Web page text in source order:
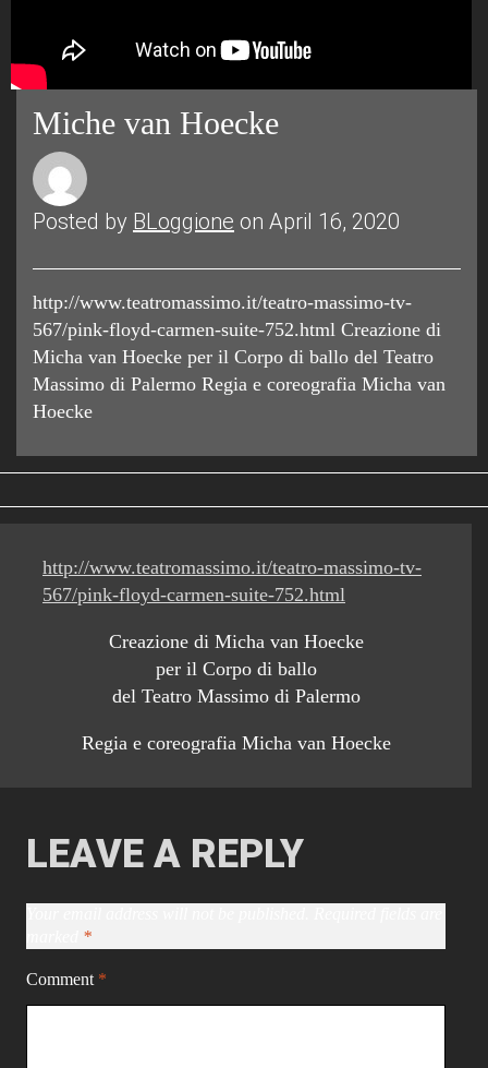
Miche van Hoecke
Posted by BLoggione on April 16, 2020
http://www.teatromassimo.it/teatro-massimo-tv-
567/pink-floyd-carmen-suite-752.html Creazione di
Micha van Hoecke per il Corpo di ballo del Teatro
Massimo di Palermo Regia e coreografia Micha van
Hoecke
http://www.teatromassimo.it/teatro-massimo-tv-
567/pink-floyd-carmen-suite-752.html
Creazione di Micha van Hoecke
per il Corpo di ballo
del Teatro Massimo di Palermo
Regia e coreografia Micha van Hoecke
LEAVE A REPLY
*
Comment *